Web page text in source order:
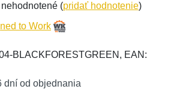
(pridať hodnotenie)
to Work
BLACKFORESTGREEN, EAN:
dní od objednania